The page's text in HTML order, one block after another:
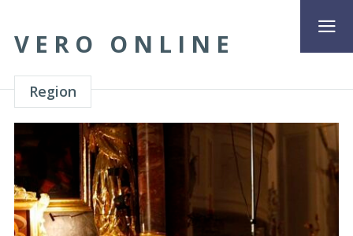
VERO ONLINE
Region